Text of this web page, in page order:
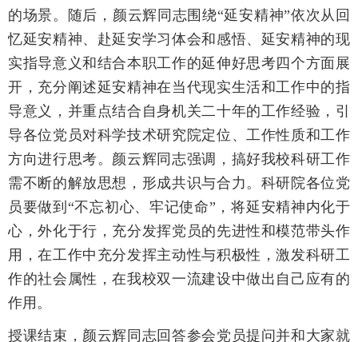
的场景。随后，颜云辉同志围绕“延安精神”依次从回
忆延安精神、赴延安学习体会和感悟、延安精神的现
实指导意义和结合本职工作的延伸好思考四个方面展
开，充分阐述延安精神在当代现实生活和工作中的指
导意义，并重点结合自身机关二十年的工作经验，引
导各位党员对科学技术研究院定位、工作性质和工作
方向进行思考。颜云辉同志强调，搞好我校科研工作
需不断的解放思想，形成共识与合力。科研院各位党
员要做到“不忘初心、牢记使命”，将延安精神内化于
心，外化于行，充分发挥党员的先进性和模范带头作
用，在工作中充分发挥主动性与积极性，激发科研工
作的社会属性，在我校双一流建设中做出自己应有的
作用。
授课结束，颜云辉同志回答参会党员提问并和大家就